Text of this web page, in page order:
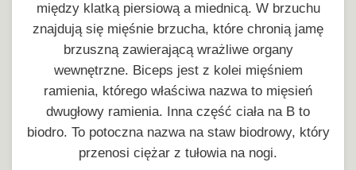
między klatką piersiową a miednicą. W brzuchu
znajdują się mięśnie brzucha, które chronią jamę
brzuszną zawierającą wrażliwe organy
wewnętrzne. Biceps jest z kolei mięśniem
ramienia, którego właściwa nazwa to mięsień
dwugłowy ramienia. Inna część ciała na B to
biodro. To potoczna nazwa na staw biodrowy, który
przenosi ciężar z tułowia na nogi.